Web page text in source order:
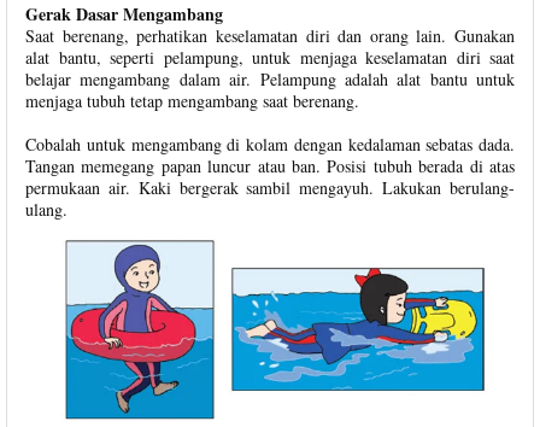
Gerak Dasar Mengambang
Saat berenang, perhatikan keselamatan diri dan orang lain. Gunakan
alat bantu, seperti pelampung, untuk menjaga keselamatan diri saat
belajar mengambang dalam air. Pelampung adalah alat bantu untuk
menjaga tubuh tetap mengambang saat berenang.
Cobalah untuk mengambang di kolam dengan kedalaman sebatas dada.
Tangan memegang papan luncur atau ban. Posisi tubuh berada di atas
permukaan air. Kaki bergerak sambil mengayuh. Lakukan berulang-
ulang.